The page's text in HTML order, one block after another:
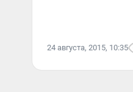
24 августа, 2015, 10:35